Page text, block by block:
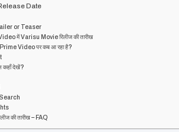
Date
or Teaser
में Varisu Movie रिलीज की तारीख
Video पर कब आ रहा है?
कहाँ देखें?
की तारीख – FAQ